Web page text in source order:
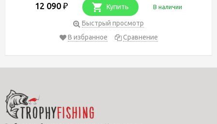
12 090 ₽ Купить В наличии
Быстрый просмотр
В избранное
Сравнение